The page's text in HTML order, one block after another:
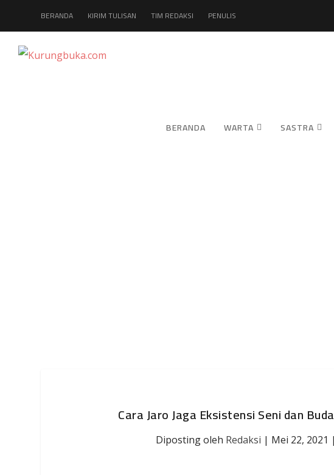
BERANDA KIRIM TULISAN TIM REDAKSI PENULIS
BERANDA WARTA SASTRA
Cara Jaro Jaga Eksistensi Seni dan
Diposting oleh Redaksi | Mei 22, 2021 |